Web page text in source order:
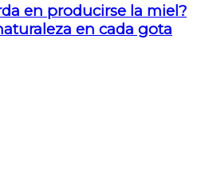
en producirse la miel?
en cada gota